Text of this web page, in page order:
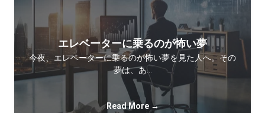
エレベーターに乗るのが怖い夢
今夜、エレベーターに乗るのが怖い夢を見た人へ。その
夢は、あ…
Read More →